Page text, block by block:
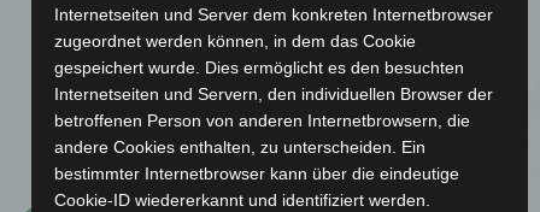
Mit der 1965 erbauten Schulturnhalle verbesserten
sich die Trainingsmöglichkeiten.
1974
Internetseiten und Server dem konkreten Internetbrowser
zugeordnet werden können, in dem das Cookie
gespeichert wurde. Dies ermöglicht es den besuchten
Internetseiten und Servern, den individuellen Browser der
betroffenen Person von anderen Internetbrowsern, die
andere Cookies enthalten, zu unterscheiden. Ein
bestimmter Internetbrowser kann über die eindeutige
Cookie-ID wiedererkannt und identifiziert werden.